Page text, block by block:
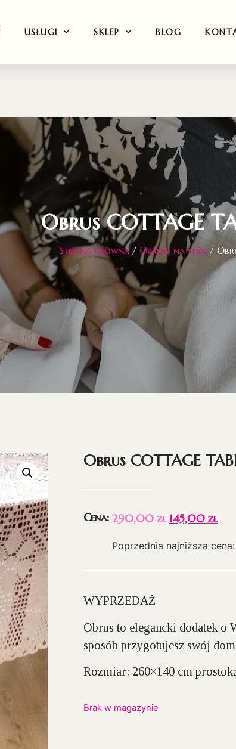
USŁUGI SKLEP BLOG
Obrus COTTAGE
Strona główna/ Obrusy na stół /
Obrus COTTAGE
Cena: 290,00zł 145,00 zł
Poprzednia najniższa cena:
WYPRZEDAŻ
Obrus to elegancki dodatek o
sposób przygotujesz swój
Rozmiar: 260×140 cm
Brak w magazynie